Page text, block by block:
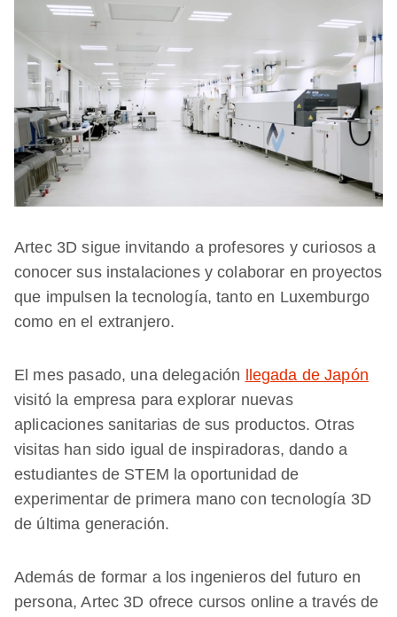
Artec 3D sigue invitando a profesores y curiosos a
conocer sus instalaciones y colaborar en proyectos
que impulsen la tecnología, tanto en Luxemburgo
como en el extranjero.
El mes pasado, una delegación
llegada de Japón
visitó la empresa para explorar nuevas
aplicaciones sanitarias de sus productos. Otras
visitas han sido igual de inspiradoras, dando a
estudiantes de STEM la oportunidad de
experimentar de primera mano con tecnología 3D
de última generación.
Además de formar a los ingenieros del futuro en
persona, Artec 3D ofrece cursos online a través de